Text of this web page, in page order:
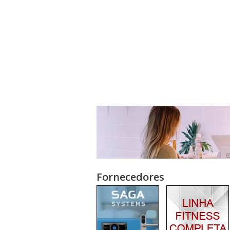
Fornecedores